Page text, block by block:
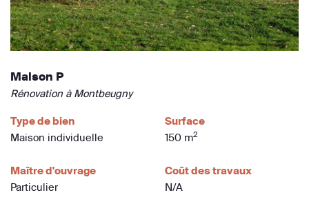
Maison P
Rénovation à Montbeugny
Type de bien
Maison individuelle
Surface
150 m2
Maître d'ouvrage
Particulier
Coût des travaux
N/A